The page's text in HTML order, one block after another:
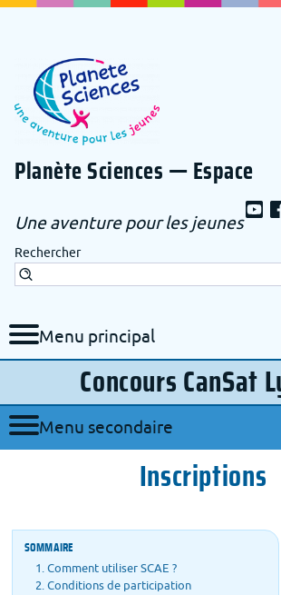
Aller au contenu de la page
Aller au formulaire de recherche
Planète Sciences — Espace
Une aventure pour les jeunes
Rechercher
Menu principal
Concours CanSat
Menu secondaire
Inscriptions
SOMMAIRE
1. Comment utiliserSCAE ?
2. Conditions de participation